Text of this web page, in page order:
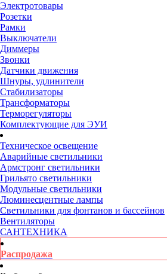
Электротовары
Розетки
Рамки
Выключатели
Диммеры
Звонки
Датчики движения
Шнуры, удлинители
Стабилизаторы
Трансформаторы
Терморегуляторы
Комплектующие для ЭУИ
Техническое освещение
Аварийные светильники
Армстронг светильники
Грильято светильники
Модульные светильники
Люминесцентные лампы
Светильники для фонтанов и бассейнов
Вентиляторы
САНТЕХНИКА
Распродажа